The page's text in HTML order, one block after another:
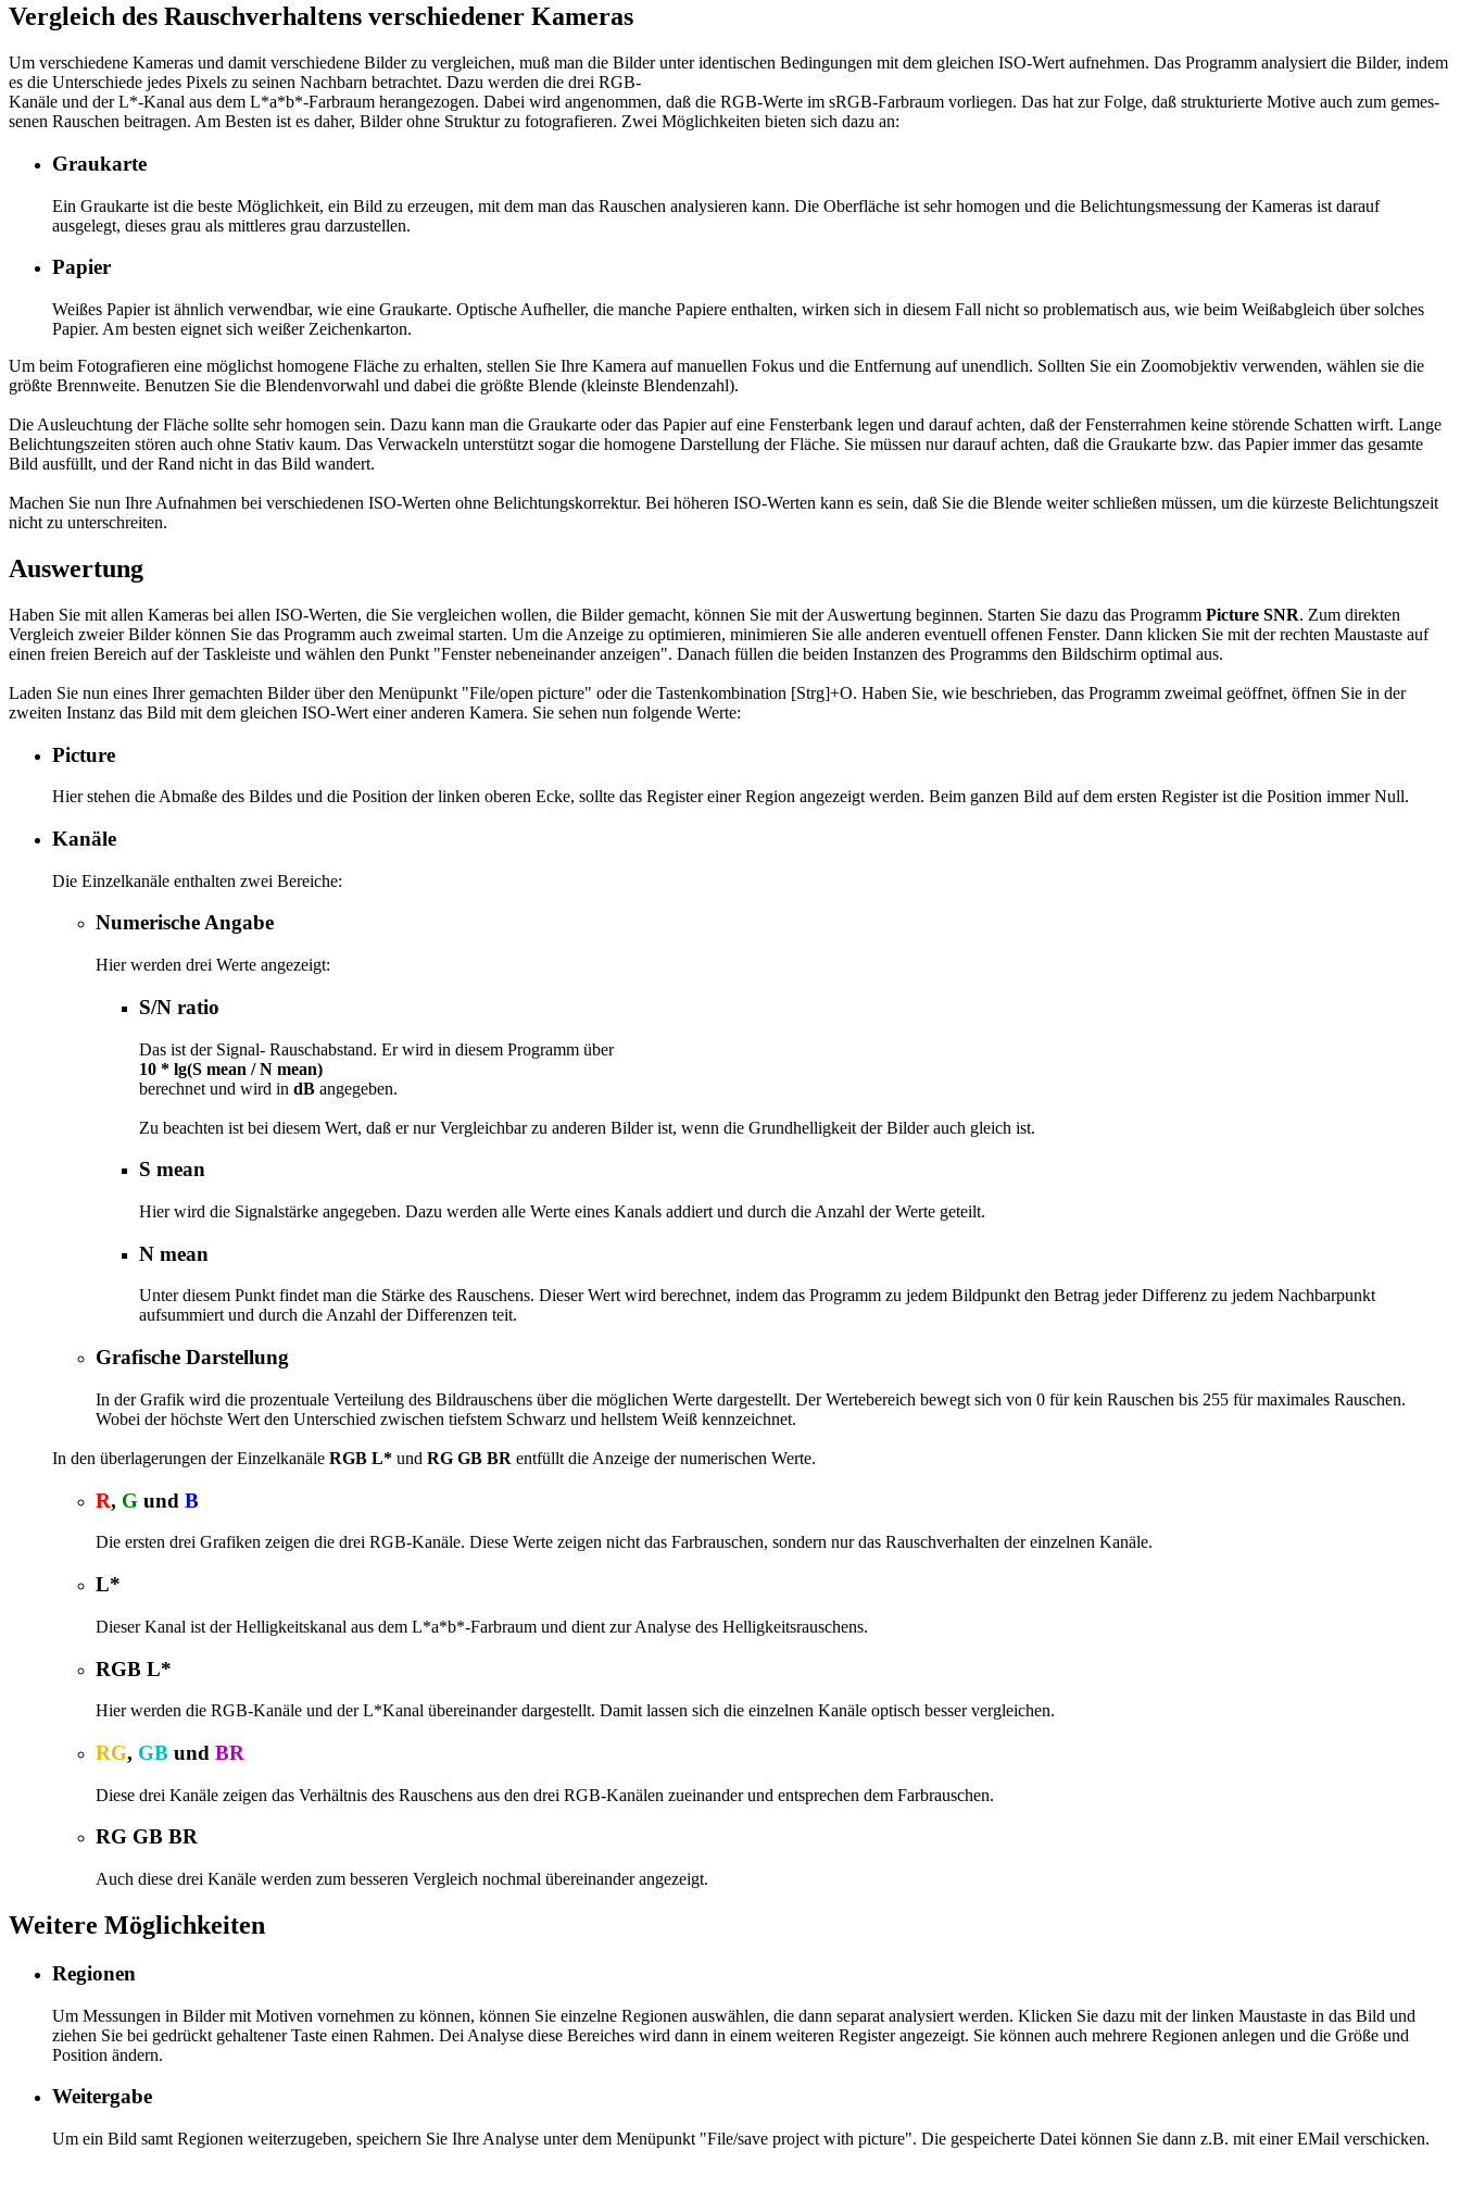
Vergleich des Rauschverhaltens verschiedener Kameras
Um verschiedene Kameras und damit verschiedene Bilder zu vergleichen, muß man die Bilder unter identischen Bedingungen mit dem gleichen ISO-Wert aufnehmen. Das Programm analysiert die Bilder, indem
es die Unterschiede jedes Pixels zu seinen Nachbarn betrachtet. Dazu werden die drei RGB-
Kanäle und der L*-Kanal aus dem L*a*b*-Farbraum herangezogen. Dabei wird angenommen, daß die RGB-Werte im sRGB-Farbraum vorliegen. Das hat zur Folge, daß strukturierte Motive auch zum ge­mes­
se­nen Rauschen beitragen. Am Besten ist es daher, Bilder ohne Struk­tur zu fotografieren. Zwei Möglichkeiten bieten sich dazu an:
Graukarte
Ein Graukarte ist die beste Möglichkeit, ein Bild zu erzeugen, mit dem man das Rauschen ana­ly­sieren kann. Die Oberfläche ist sehr homogen und die Belichtungsmessung der Kameras ist da­rauf
ausgelegt, dieses grau als mittleres grau darzustellen.
Papier
Weißes Papier ist ähnlich verwendbar, wie eine Graukarte. Optische Aufheller, die manche Pa­pie­re enthalten, wirken sich in diesem Fall nicht so problematisch aus, wie beim Weißabgleich über solches
Papier. Am besten eignet sich weißer Zeichenkarton.
Um beim Fotografieren eine möglichst homogene Fläche zu erhalten, stellen Sie Ihre Kamera auf ma­nu­el­len Fokus und die Entfernung auf unendlich. Sollten Sie ein Zoomobjektiv verwenden, wählen sie die
größte Brennweite. Benutzen Sie die Blendenvorwahl und dabei die größte Blende (kleinste Blendenzahl).
Die Ausleuchtung der Fläche sollte sehr homogen sein. Dazu kann man die Graukarte oder das Papier auf eine Fensterbank legen und darauf achten, daß der Fensterrahmen keine störende Schatten wirft. Lange
Belichtungszeiten stören auch ohne Stativ kaum. Das Verwackeln unterstützt sogar die homogene Darstellung der Fläche. Sie müssen nur darauf achten, daß die Graukarte bzw. das Papier immer das gesamte
Bild ausfüllt, und der Rand nicht in das Bild wandert.
Machen Sie nun Ihre Aufnahmen bei verschiedenen ISO-Werten ohne Belichtungskorrektur. Bei hö­he­ren ISO-Werten kann es sein, daß Sie die Blende weiter schließen müssen, um die kürzeste Be­lich­tungs­zeit
nicht zu unterschreiten.
Auswertung
Haben Sie mit allen Kameras bei allen ISO-Werten, die Sie vergleichen wollen, die Bilder gemacht, kön­nen Sie mit der Auswertung beginnen. Starten Sie dazu das Programm Picture SNR. Zum di­rek­ten
Vergleich zweier Bilder können Sie das Programm auch zweimal starten. Um die Anzeige zu op­ti­mie­ren, minimieren Sie alle anderen eventuell offenen Fenster. Dann klicken Sie mit der rechten Maus­taste auf
einen freien Bereich auf der Taskleiste und wählen den Punkt "Fenster nebeneinander anzeigen". Danach füllen die beiden Instanzen des Programms den Bildschirm optimal aus.
Laden Sie nun eines Ihrer gemachten Bilder über den Menüpunkt "File/open picture" oder die Tas­ten­kom­bi­na­tion [Strg]+O. Haben Sie, wie beschrieben, das Programm zweimal geöffnet, öffnen Sie in der
zweiten Instanz das Bild mit dem gleichen ISO-Wert einer anderen Kamera. Sie sehen nun fol­gen­de Werte:
Picture
Hier stehen die Abmaße des Bildes und die Position der linken oberen Ecke, sollte das Register ei­ner Region angezeigt werden. Beim ganzen Bild auf dem ersten Register ist die Position immer Null.
Kanäle
Die Einzelkanäle enthalten zwei Bereiche:
Numerische Angabe
Hier werden drei Werte angezeigt:
S/N ratio
Das ist der Signal- Rauschabstand. Er wird in diesem Programm über
10 * lg(S mean / N mean)
berechnet und wird in dB angegeben.
Zu beachten ist bei diesem Wert, daß er nur Vergleichbar zu anderen Bilder ist, wenn die Grundhelligkeit der Bilder auch gleich ist.
S mean
Hier wird die Signalstärke angegeben. Dazu werden alle Werte eines Kanals addiert und durch die Anzahl der Werte geteilt.
N mean
Unter diesem Punkt findet man die Stärke des Rauschens. Dieser Wert wird berechnet, in­dem das Programm zu jedem Bildpunkt den Betrag jeder Differenz zu jedem Nach­bar­punkt
aufsummiert und durch die Anzahl der Differenzen teit.
Grafische Darstellung
In der Grafik wird die prozentuale Verteilung des Bildrauschens über die möglichen Werte dargestellt. Der Wertebereich bewegt sich von 0 für kein Rauschen bis 255 für maximales Rauschen.
Wobei der höchste Wert den Unterschied zwischen tiefstem Schwarz und hell­stem Weiß kennzeichnet.
In den überlagerungen der Einzelkanäle RGB L* und RG GB BR entfüllt die Anzeige der nu­me­ri­schen Werte.
R, G und B
Die ersten drei Grafiken zeigen die drei RGB-Kanäle. Diese Werte zeigen nicht das Farb­rau­schen, sondern nur das Rauschverhalten der einzelnen Kanäle.
L*
Dieser Kanal ist der Helligkeitskanal aus dem L*a*b*-Farbraum und dient zur Analyse des Helligkeitsrauschens.
RGB L*
Hier werden die RGB-Kanäle und der L*Kanal übereinander dargestellt. Damit lassen sich die einzelnen Kanäle optisch besser vergleichen.
RG, GB und BR
Diese drei Kanäle zeigen das Verhältnis des Rauschens aus den drei RGB-Kanälen zueinander und entsprechen dem Farbrauschen.
RG GB BR
Auch diese drei Kanäle werden zum besseren Vergleich nochmal übereinander angezeigt.
Weitere Möglichkeiten
Regionen
Um Messungen in Bilder mit Motiven vornehmen zu können, können Sie einzelne Regionen aus­wäh­len, die dann separat analysiert werden. Klicken Sie dazu mit der linken Maustaste in das Bild und
ziehen Sie bei gedrückt gehaltener Taste einen Rahmen. Dei Analyse diese Bereiches wird dann in einem weiteren Register angezeigt. Sie können auch mehrere Regionen anlegen und die Größe und
Position ändern.
Weitergabe
Um ein Bild samt Regionen weiterzugeben, speichern Sie Ihre Analyse unter dem Menüpunkt "File/save project with picture". Die gespeicherte Datei können Sie dann z.B. mit einer EMail ver­schicken.